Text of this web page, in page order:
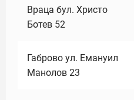
Враца бул. Христо
Ботев 52
Габрово ул. Емануил
Манолов 23